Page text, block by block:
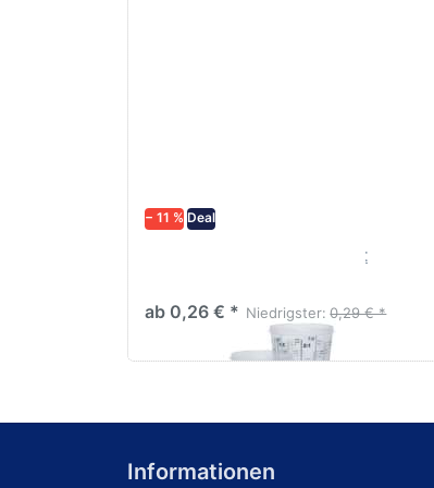
− 11 % Deal
Lackmischbecher PVC mit
ab 0,26 € * Niedrigster: 0,29 € *
Informationen